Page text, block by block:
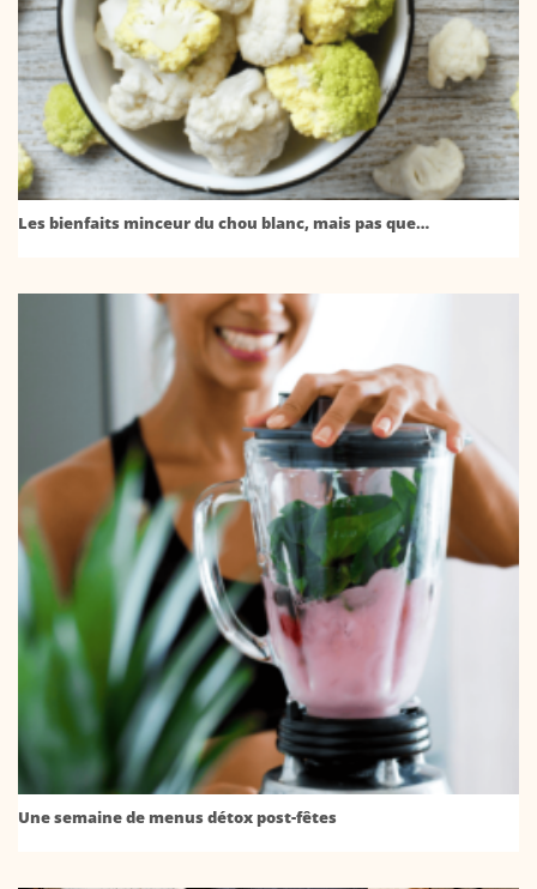
Les bienfaits minceur du chou blanc, mais pas que…
Une semaine de menus détox post-fêtes